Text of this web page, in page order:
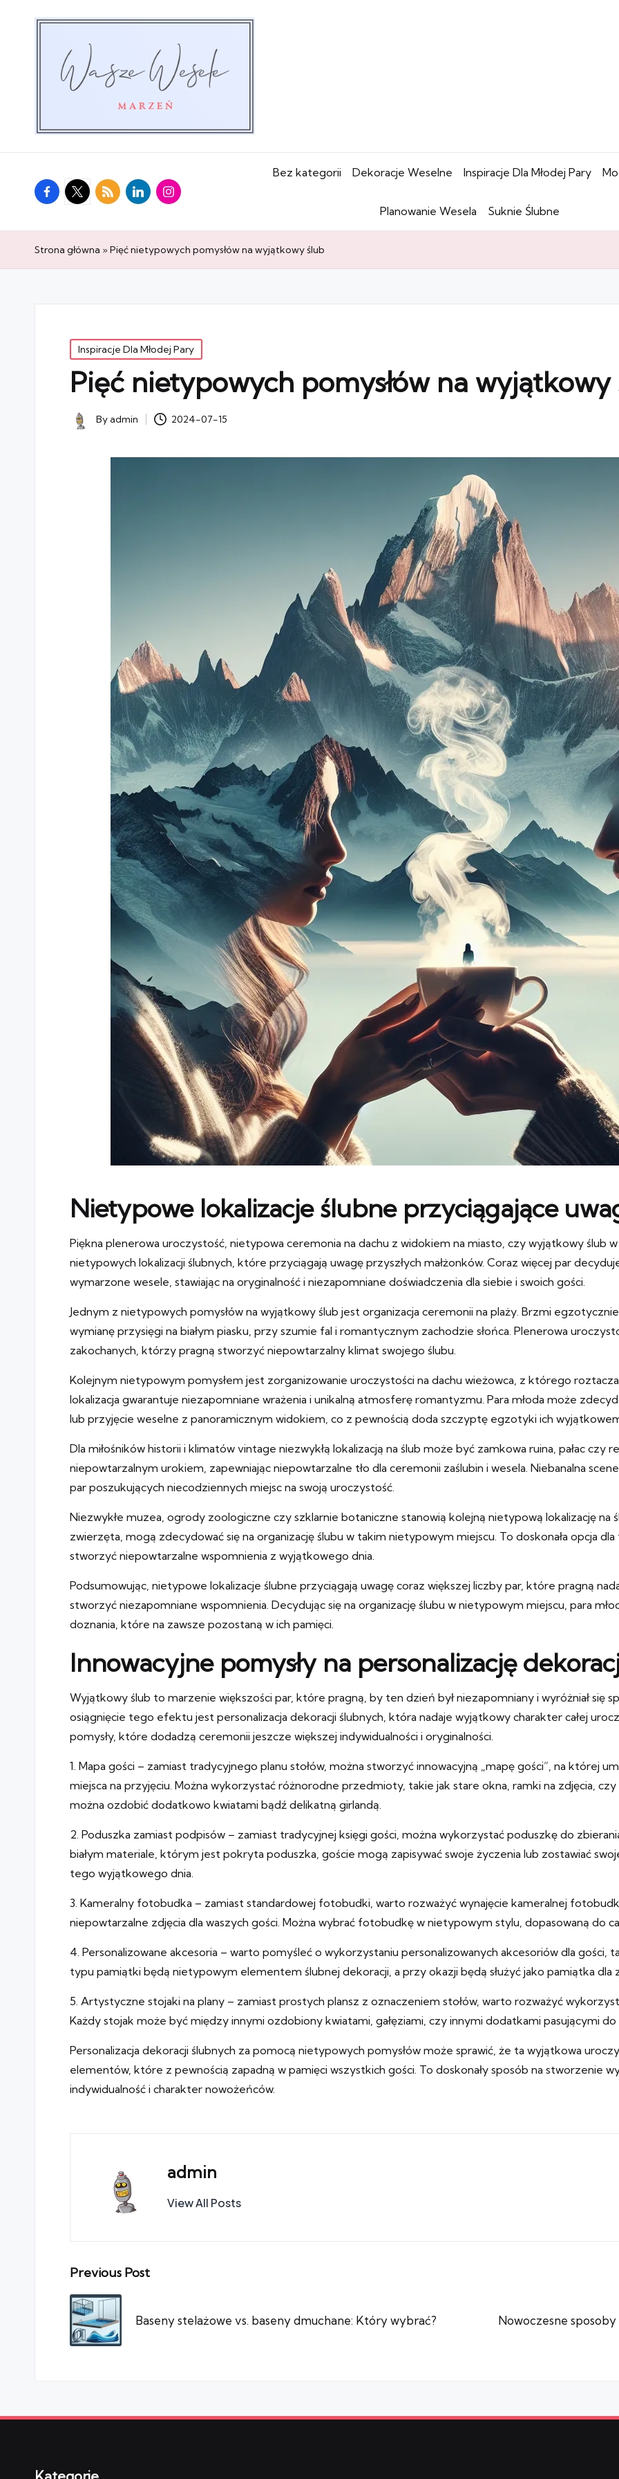
facebook.com
twitter.com
rss.comlinkedin.cominstagram.com
Bez kategorii Dekoracje Weselne Inspiracje Dla Młodej Pary
Planowanie Wesela Suknie Ślubne
Strona główna »Pięć nietypowych pomysłów na wyjątkowy ślub
Posted
in
Inspiracje Dla Młodej Pary
Pięć nietypowych pomysłów na wyjątkowy
PostedByadmin 2024-07-15
Nietypowe lokalizacje ślubne przyciągające
Piękna plenerowa uroczystość, nietypowa ceremonia na dachu z widokiem na miasto, czy wyjątkowy ślub
nietypowych lokalizacji ślubnych, które przyciągają uwagę przyszłych małżonków. Coraz więcej par
wymarzone wesele, stawiając na oryginalność i niezapomniane doświadczenia dla siebie i swoich gości.
Jednym z nietypowych pomysłów na wyjątkowy ślub jest organizacja ceremonii na plaży. Brzmi
wymianę przysięgi na białym piasku, przy szumie fal i romantycznym zachodzie słońca. Plenerowa
zakochanych, którzy pragną stworzyć niepowtarzalny klimat swojego ślubu.
Kolejnym nietypowym pomysłem jest zorganizowanie uroczystości na dachu wieżowca, z którego
lokalizacja gwarantuje niezapomniane wrażenia i unikalną atmosferę romantyzmu. Para młoda może
lub przyjęcie weselne z panoramicznym widokiem, co z pewnością doda szczyptę egzotyki ich
Dla miłośników historii i klimatów vintage niezwykłą lokalizacją na ślub może być zamkowa ruina, pałac czy
niepowtarzalnym urokiem, zapewniając niepowtarzalne tło dla ceremonii zaślubin i wesela. Niebanalna
par poszukujących niecodziennych miejsc na swoją uroczystość.
Niezwykłe muzea, ogrody zoologiczne czy szklarnie botaniczne stanowią kolejną nietypową lokalizację
zwierzęta, mogą zdecydować się na organizację ślubu w takim nietypowym miejscu. To doskonała opcja
stworzyć niepowtarzalne wspomnienia z wyjątkowego dnia.
Podsumowując, nietypowe lokalizacje ślubne przyciągają uwagę coraz większej liczby par, które pragną
stworzyć niezapomniane wspomnienia. Decydując się na organizację ślubu w nietypowym miejscu, para
doznania, które na zawsze pozostaną w ich pamięci.
Innowacyjne pomysły na personalizację
Wyjątkowy ślub to marzenie większości par, które pragną, by ten dzień był niezapomniany i wyróżniał się
osiągnięcie tego efektu jest personalizacja dekoracji ślubnych, która nadaje wyjątkowy charakter całej
pomysły, które dodadzą ceremonii jeszcze większej indywidualności i oryginalności.
1. Mapa gości – zamiast tradycyjnego planu stołów, można stworzyć innowacyjną „mapę gości”, na której
miejsca na przyjęciu. Można wykorzystać różnorodne przedmioty, takie jak stare okna, ramki na zdjęcia,
można ozdobić dodatkowo kwiatami bądź delikatną girlandą.
2. Poduszka zamiast podpisów – zamiast tradycyjnej księgi gości, można wykorzystać poduszkę do
białym materiale, którym jest pokryta poduszka, goście mogą zapisywać swoje życzenia lub zostawiać
tego wyjątkowego dnia.
3. Kameralny fotobudka – zamiast standardowej fotobudki, warto rozważyć wynajęcie kameralnej
niepowtarzalne zdjęcia dla waszych gości. Można wybrać fotobudkę w nietypowym stylu, dopasowaną do
4. Personalizowane akcesoria – warto pomyśleć o wykorzystaniu personalizowanych akcesoriów dla gości,
typu pamiątki będą nietypowym elementem ślubnej dekoracji, a przy okazji będą służyć jako pamiątka dla
5. Artystyczne stojaki na plany – zamiast prostych plansz z oznaczeniem stołów, warto rozważyć
Każdy stojak może być między innymi ozdobiony kwiatami, gałęziami, czy innymi dodatkami pasującymi
Personalizacja dekoracji ślubnych za pomocą nietypowych pomysłów może sprawić, że ta wyjątkowa
elementów, które z pewnością zapadną w pamięci wszystkich gości. To doskonały sposób na stworzenie
indywidualność i charakter nowożeńców.
admin
View All Posts
Post
navigation
Previous Post
Baseny stelażowe vs. baseny dmuchane: Który wybrać? Nowoczesne sposoby